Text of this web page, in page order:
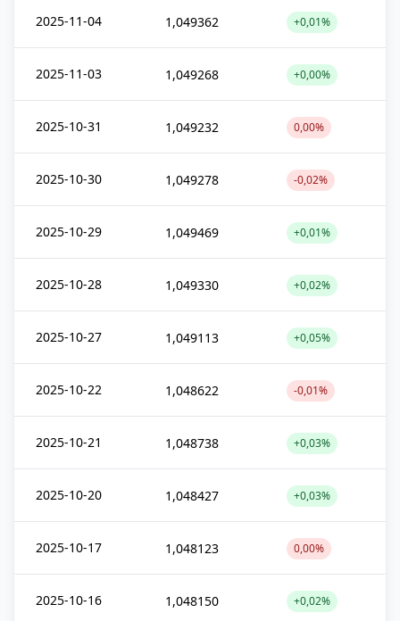
2025-11-04 1,049362 +0,01%
2025-11-03 1,049268 +0,00%
2025-10-31 1,049232 0,00%
2025-10-30 1,049278 -0,02%
2025-10-29 1,049469 +0,01%
2025-10-28 1,049330 +0,02%
2025-10-27 1,049113 +0,05%
2025-10-22 1,048622 -0,01%
2025-10-21 1,048738 +0,03%
2025-10-20 1,048427 +0,03%
2025-10-17 1,048123 0,00%
2025-10-16 1,048150 +0,02%